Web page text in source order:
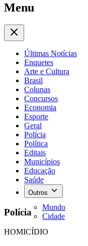
Menu
Últimas Notícias
Enquetes
Arte e Cultura
Brasil
Colunas
Concursos
Economia
Esporte
Geral
Polícia
Política
Editais
Municípios
Educação
Saúde
Outros
Mundo
Cidade
Polícia
HOMICÍDIO